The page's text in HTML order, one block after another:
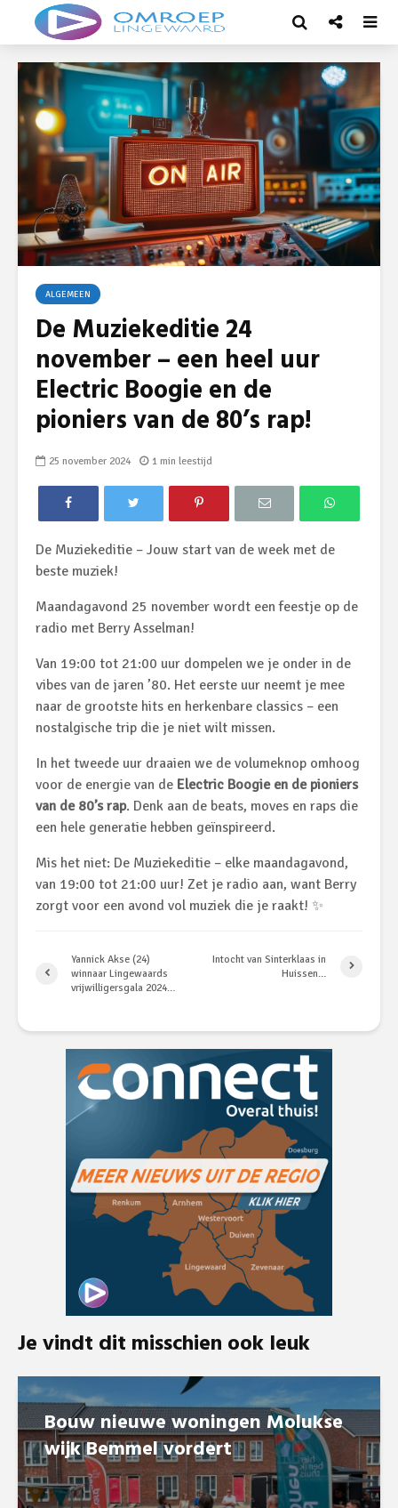
ALGEMEEN
De Muziekeditie 24
november – een heel uur
Electric Boogie en de
pioniers van de 80’s rap!
25 november 2024 1 min leestijd
De Muziekeditie – Jouw start van de week met de
beste muziek!
Maandagavond 25 november wordt een feestje op de
radio met Berry Asselman!
Van 19:00 tot 21:00 uur dompelen we je onder in de
vibes van de jaren ’80. Het eerste uur neemt je mee
naar de grootste hits en herkenbare classics – een
nostalgische trip die je niet wilt missen.
In het tweede uur draaien we de volumeknop omhoog
voor de energie van de Electric Boogie en de pioniers
van de 80’s rap. Denk aan de beats, moves en raps die
een hele generatie hebben geïnspireerd.
Mis het niet: De Muziekeditie – elke maandagavond,
van 19:00 tot 21:00 uur! Zet je radio aan, want Berry
zorgt voor een avond vol muziek die je raakt! ✨
Yannick Akse (24)
winnaar Lingewaards
vrijwilligersgala 2024…
Intocht van Sinterklaas in
Huissen…
Je vindt dit misschien ook leuk
Bouw nieuwe woningen Molukse
wijk Bemmel vordert